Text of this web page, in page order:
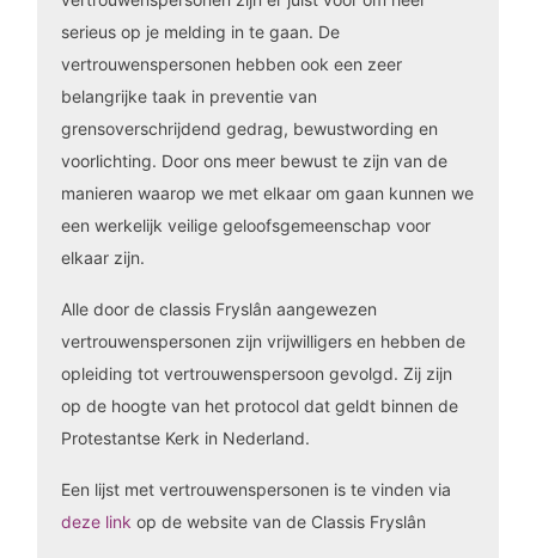
serieus op je melding in te gaan. De
vertrouwenspersonen hebben ook een zeer
belangrijke taak in preventie van
grensoverschrijdend gedrag, bewustwording en
voorlichting. Door ons meer bewust te zijn van de
manieren waarop we met elkaar om gaan kunnen we
een werkelijk veilige geloofsgemeenschap voor
elkaar zijn.
Alle door de classis Fryslân aangewezen
vertrouwenspersonen zijn vrijwilligers en hebben de
opleiding tot vertrouwenspersoon gevolgd. Zij zijn
op de hoogte van het protocol dat geldt binnen de
Protestantse Kerk in Nederland.
Een lijst met vertrouwenspersonen is te vinden via
deze link op de website van de Classis Fryslân